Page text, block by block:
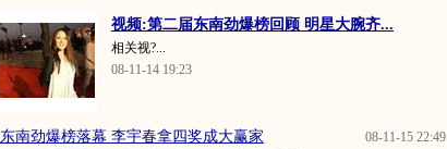
视频:第二届东南劲爆榜回顾 明星大腕齐...
相关视?...
08-11-14 19:23
08-11-15 22:49
东南劲爆榜落幕 李宇春拿四奖成大赢家